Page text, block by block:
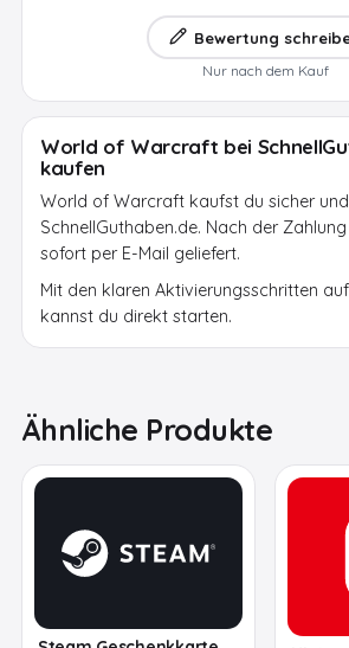
Bewertung
Nur nach dem Kauf
World of Warcraft bei
kaufen
World of Warcraft kaufst du sicher
SchnellGuthaben.de. Nach der
sofort per E-Mail geliefert.
Mit den klaren Aktivierungsschritten
kannst du direkt starten.
Ähnliche Produkte